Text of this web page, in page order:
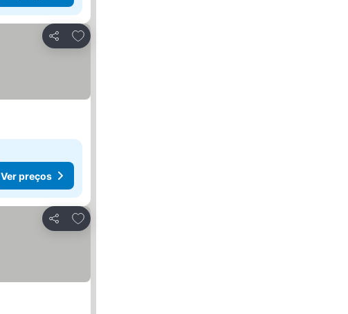
Partilhar
Adicionar aos favoritos
Ver preços
Partilhar
Adicionar aos favoritos